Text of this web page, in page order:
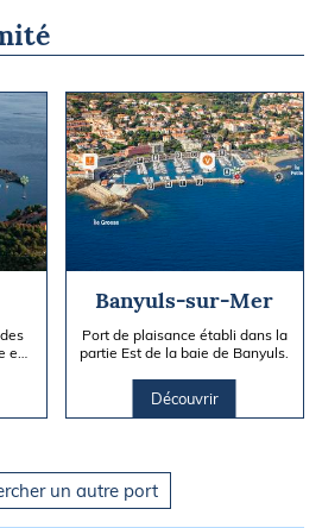
Banyuls-sur-Mer
Port de plaisance établi dans la
partie Est de la baie de Banyuls.
Découvrir
un autre port